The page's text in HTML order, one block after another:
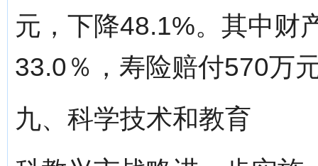
元，下降48.1%。其中财
33.0％，寿险赔付570万
九、科学技术和教育